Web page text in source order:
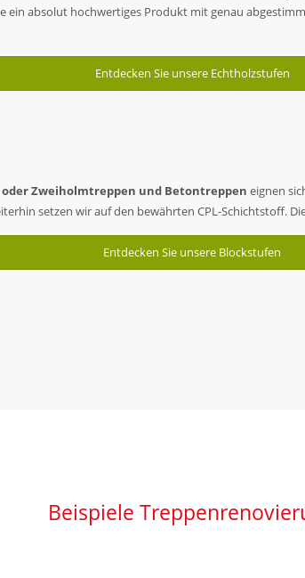
absolut hochwertiges Produkt mit genau
Entdecken Sie unsere Echtholzstufen
Zweiholmtreppen und Betontreppen eignen
setzen wir auf den bewährten CPL-Schichtstoff.
Entdecken Sie unsere Blockstufen
Beispiele